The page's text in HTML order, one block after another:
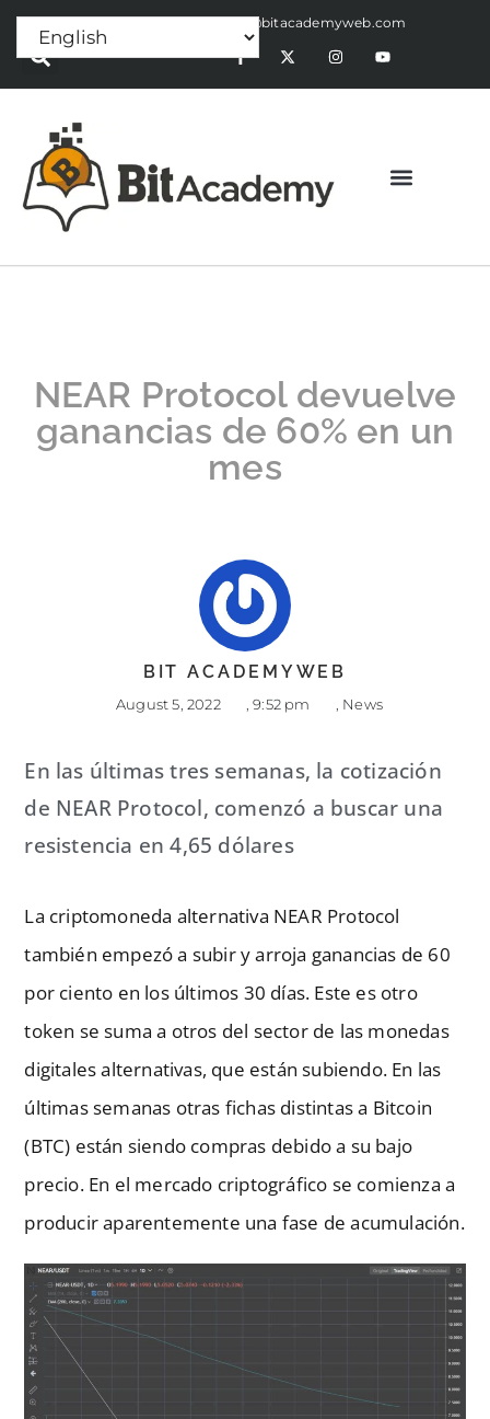
Press Release:alex@bitacademyweb.com
NEAR Protocol devuelve
ganancias de 60% en un
mes
BIT ACADEMYWEB
August 5, 2022 9:52 pm News
En las últimas tres semanas, la cotización
de NEAR Protocol, comenzó a buscar una
resistencia en 4,65 dólares
La criptomoneda alternativa NEAR Protocol
también empezó a subir y arroja ganancias de 60
por ciento en los últimos 30 días. Este es otro
token se suma a otros del sector de las monedas
digitales alternativas, que están subiendo. En las
últimas semanas otras fichas distintas a Bitcoin
(BTC) están siendo compras debido a su bajo
precio. En el mercado criptográfico se comienza a
producir aparentemente una fase de acumulación.